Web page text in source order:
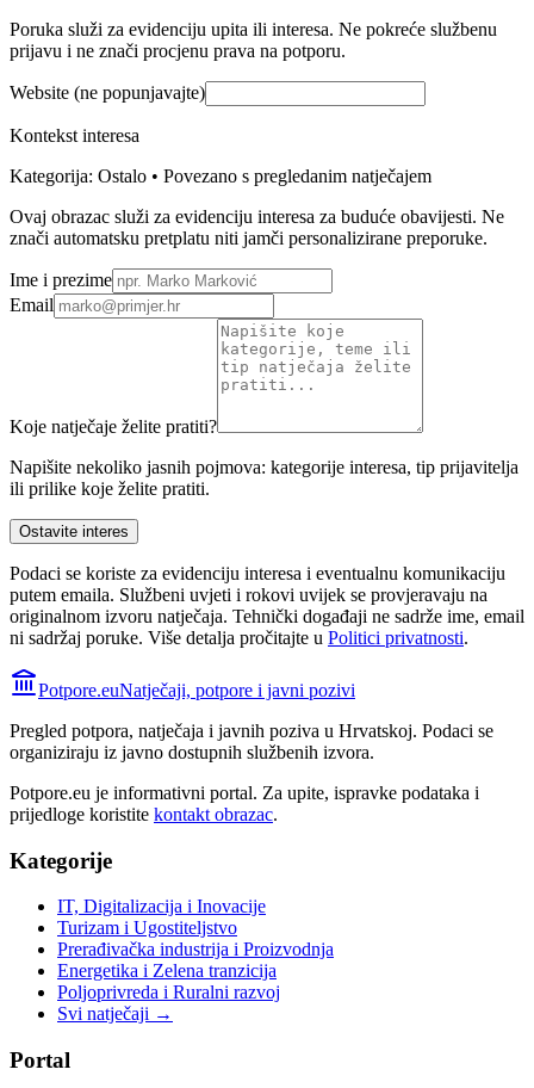
Poruka služi za evidenciju upita ili interesa. Ne pokreće službenu
prijavu i ne znači procjenu prava na potporu.
Website (ne popunjavajte)
Kontekst interesa
Kategorija: Ostalo • Povezano s pregledanim natječajem
Ovaj obrazac služi za evidenciju interesa za buduće obavijesti. Ne
znači automatsku pretplatu niti jamči personalizirane preporuke.
Ime i prezime
Email
Koje natječaje želite pratiti?
Napišite nekoliko jasnih pojmova: kategorije interesa, tip prijavitelja
ili prilike koje želite pratiti.
Ostavite interes
Podaci se koriste za evidenciju interesa i eventualnu komunikaciju
putem emaila. Službeni uvjeti i rokovi uvijek se provjeravaju na
originalnom izvoru natječaja. Tehnički događaji ne sadrže ime, email
ni sadržaj poruke. Više detalja pročitajte u Politici privatnosti.
Potpore.euNatječaji, potpore i javni pozivi
Pregled potpora, natječaja i javnih poziva u Hrvatskoj. Podaci se
organiziraju iz javno dostupnih službenih izvora.
Potpore.eu je informativni portal. Za upite, ispravke podataka i
prijedloge koristite kontakt obrazac.
Kategorije
IT, Digitalizacija i Inovacije
Turizam i Ugostiteljstvo
Prerađivačka industrija i Proizvodnja
Energetika i Zelena tranzicija
Poljoprivreda i Ruralni razvoj
Svi natječaji →
Portal